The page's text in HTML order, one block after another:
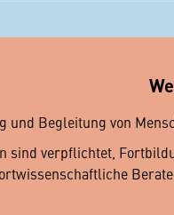
und Begleitung von
sind verpflichtet,